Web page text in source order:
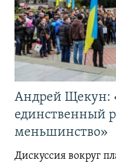
Андрей Щекун:
единственный
меньшинство»
Дискуссия вокруг